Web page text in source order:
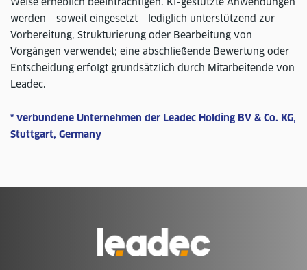
werden – soweit eingesetzt – lediglich unterstützend zur
Vorbereitung, Strukturierung oder Bearbeitung von
Vorgängen verwendet; eine abschließende Bewertung oder
Entscheidung erfolgt grundsätzlich durch Mitarbeitende von
Leadec.
* verbundene Unternehmen der Leadec Holding BV & Co. KG,
Stuttgart, Germany
Homepage